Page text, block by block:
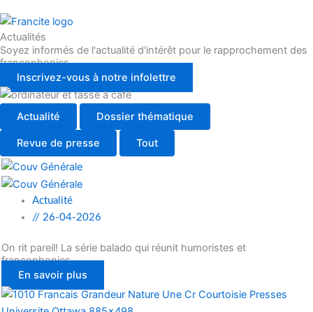
Actualités
Soyez informés de l'actualité d'intérêt pour le rapprochement des
francophonies
Inscrivez-vous à notre infolettre
Actualité Dossier thématique
Revue de presse Tout
Actualité
// 26-04-2026
On rit pareil! La série balado qui réunit humoristes et
francophonies
En savoir plus